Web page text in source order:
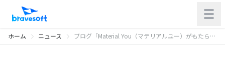
ホーム ニュース ブログ「Material You（マテリアルユー）がもたらす効果」を投稿しました